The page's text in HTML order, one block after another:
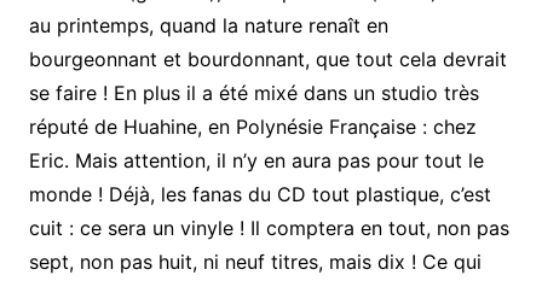
au printemps, quand la nature renaît en
bourgeonnant et bourdonnant, que tout cela devrait
se faire ! En plus il a été mixé dans un studio très
réputé de Huahine, en Polynésie Française : chez
Eric. Mais attention, il n’y en aura pas pour tout le
monde ! Déjà, les fanas du CD tout plastique, c’est
cuit : ce sera un vinyle ! Il comptera en tout, non pas
sept, non pas huit, ni neuf titres, mais dix ! Ce qui